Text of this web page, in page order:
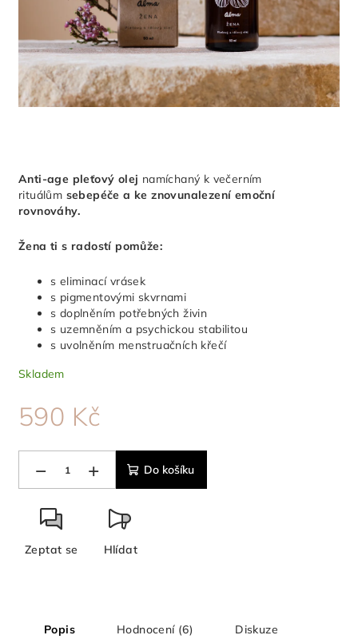
Anti-age pleťový olej namíchaný k večerním
rituálům sebepéče a ke znovunalezení emoční
rovnováhy.
Žena ti s radostí pomůže:
s eliminací vrásek
s pigmentovými skvrnami
s doplněním potřebných živin
s uzemněním a psychickou stabilitou
s uvolněním menstruačních křečí
590 Kč
Skladem
+
− Do košíku
Zeptat se Hlídat
Popis Hodnocení (6) Diskuze